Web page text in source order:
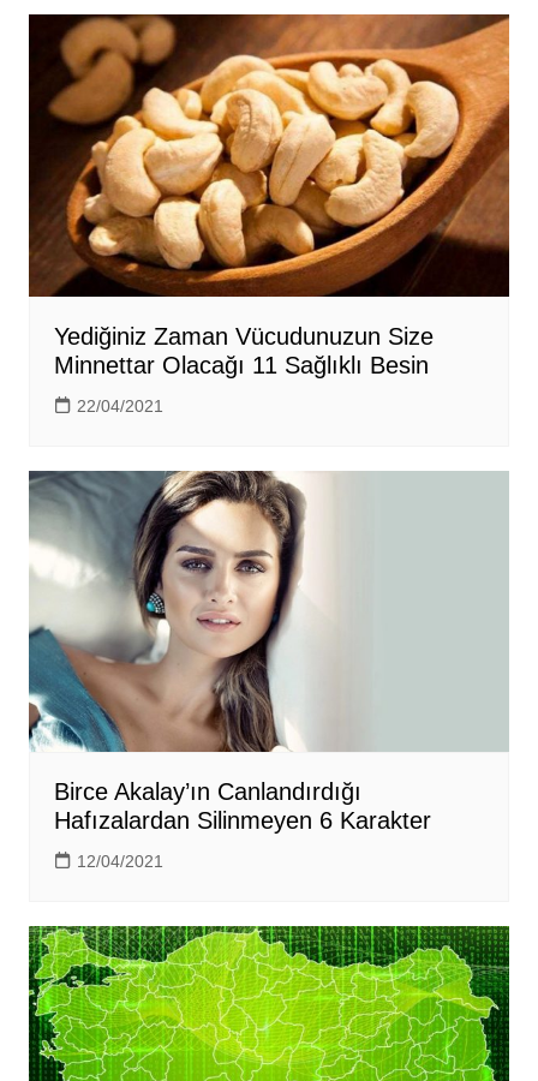
Yediğiniz Zaman Vücudunuzun Size
Minnettar Olacağı 11 Sağlıklı Besin
22/04/2021
Birce Akalay’ın Canlandırdığı
Hafızalardan Silinmeyen 6 Karakter
12/04/2021